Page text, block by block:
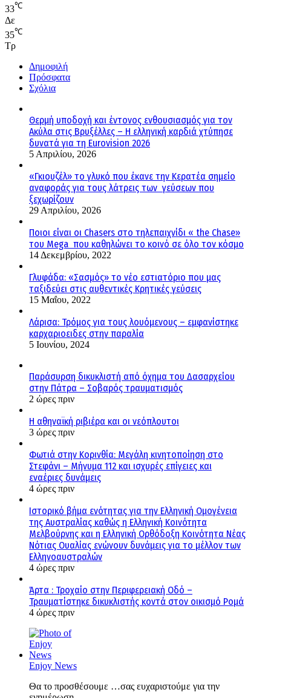
33℃
Δε
35℃
Τρ
Δημοφιλή
Πρόσφατα
Σχόλια
Θερμή υποδοχή και έντονος ενθουσιασμός για τον
Ακύλα στις Βρυξέλλες – Η ελληνική καρδιά χτύπησε
δυνατά για τη Eurovision 2026
5 Απριλίου, 2026
«Γκιουζέλ» το γλυκό που έκανε την Κερατέα σημείο
αναφοράς για τους λάτρεις των γεύσεων που
ξεχωρίζουν
29 Απριλίου, 2026
Ποιοι είναι οι Chasers στο τηλεπαιχνίδι « the Chase»
του Mega που καθηλώνει το κοινό σε όλο τον κόσμο
14 Δεκεμβρίου, 2022
Γλυφάδα: «Σασμός» το νέο εστιατόριο που μας
ταξιδεύει στις αυθεντικές Κρητικές γεύσεις
15 Μαΐου, 2022
Λάρισα: Τρόμος για τους λουόμενους – εμφανίστηκε
καρχαριοειδες στην παραλία
5 Ιουνίου, 2024
Παράσυρση δικυκλιστή από όχημα του Δασαρχείου
στην Πάτρα – Σοβαρός τραυματισμός
2 ώρες πριν
Η αθηναϊκή ριβιέρα και οι νεόπλουτοι
3 ώρες πριν
Φωτιά στην Κορινθία: Μεγάλη κινητοποίηση στο
Στεφάνι – Μήνυμα 112 και ισχυρές επίγειες και
εναέριες δυνάμεις
4 ώρες πριν
Ιστορικό βήμα ενότητας για την Ελληνική Ομογένεια
της Αυστραλίας καθώς η Ελληνική Κοινότητα
Μελβούρνης και η Ελληνική Ορθόδοξη Κοινότητα Νέας
Νότιας Ουαλίας ενώνουν δυνάμεις για το μέλλον των
Ελληνοαυστραλών
4 ώρες πριν
Άρτα : Τροχαίο στην Περιφερειακή Οδό –
Τραυματίστηκε δικυκλιστής κοντά στον οικισμό Ρομά
4 ώρες πριν
Enjoy News
Θα το προσθέσουμε …σας ευχαριστούμε για την